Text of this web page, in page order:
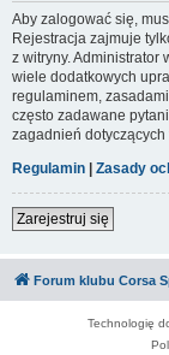
Aby zalogować się,
Rejestracja zajmuje
z witryny. Administrator
wiele dodatkowych
regulaminem,
często zadawane
zagadnień
Regulamin | Zasady
Zarejestruj się
Forum klubu Corsa
Technologię